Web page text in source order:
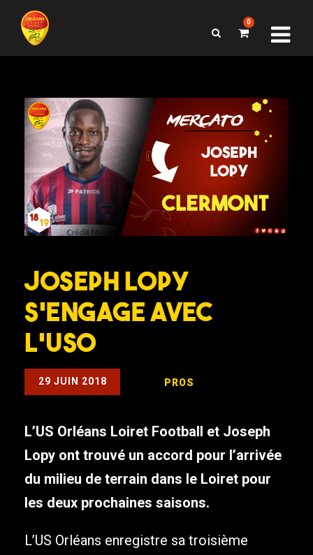
0
Joseph Lopy
s’engage avec
l’USO
29 JUIN 2018 PROS
L’US Orléans Loiret Football et Joseph
Lopy ont trouvé un accord pour l’arrivée
du milieu de terrain dans le Loiret pour
les deux prochaines saisons.
L’US Orléans enregistre sa troisième